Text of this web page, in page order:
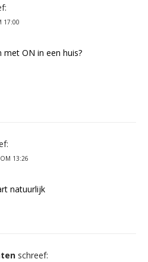
17:00
met ON in een huis?
13:26
natuurlijk
schreef: